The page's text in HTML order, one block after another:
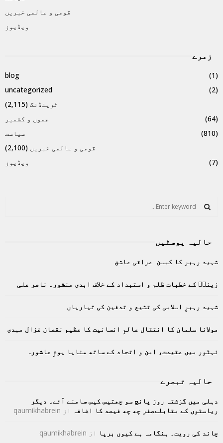
قومی و عالمی خبریں
ویڈیوز
زمرے
blog
(1)
uncategorized
(2)
ٹرینڈنگ (2,115)
جموں و کشمیر
(64)
سیاست
(810)
قومی و عالمی خبریں (2,100)
ویڈیوز
(7)
f
r
E
A
R
C
H
حالیہ پوسٹیں
شہید رہبر کا کمسن عراقی عاشق
زینبؑ کے خطبات ظلم و استبداد کے خلاف ابدی منشور۔ ناصر علی
شہید رہبرِ اسلامی کی تشیع و تدفین کی تیاریاں
مولانا سلمان کا انتقال عالمِ انسانیت کا عظیم نقصان غزال مہدی
نہٹور میں عقیدت، امن و اتحاد کے ساتھ منایا یومِ عاشورہ
حالیہ تبصرے
دہلی میں گزشتہ روز پانچ سو چھتیس کیس سامنے آئے۔ دیگر
ریاستوں کے مقابلےصفر چھ چھ فیصد کا اضافہ از qaumikhabrein
چاند کی رویت۔ ہنگامہ ہے کیوں برپا از qaumikhabrein